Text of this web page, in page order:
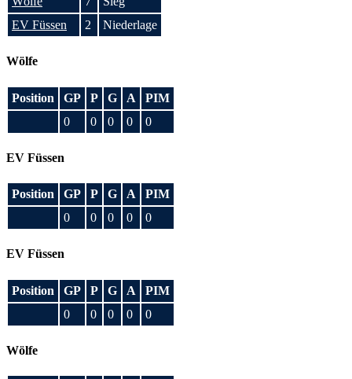
EV Füssen
2 Niederlage
Wölfe
Position GP P G A
PIM
0
0 0 0 0
EV Füssen
Position GP P G A
PIM
0
0 0 0 0
EV Füssen
Position GP P G A
PIM
0
0 0 0 0
Wölfe